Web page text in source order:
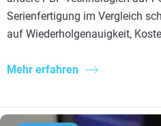
Serienfertigung im Vergleich
auf Wiederholgenauigkeit,
Mehr erfahren